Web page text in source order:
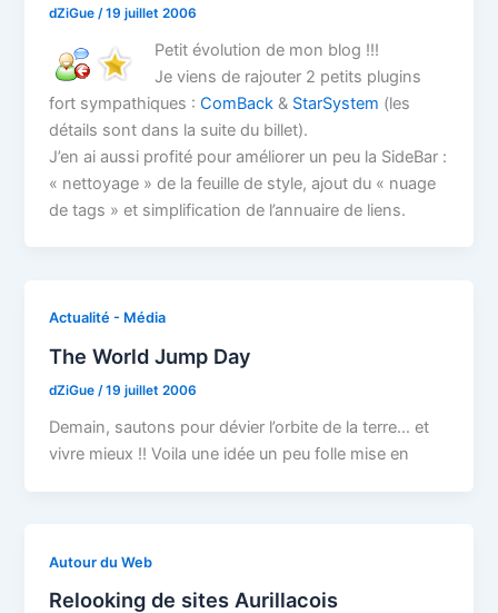
dZiGue /19 juillet 2006
Petit évolution de mon blog !!!
Je viens de rajouter 2 petits plugins
fort sympathiques :ComBack & StarSystem (les
détails sont dans la suite du billet).
J’en ai aussi profité pour améliorer un peu la SideBar :
« nettoyage » de la feuille de style, ajout du « nuage
de tags » et simplification de l’annuaire de liens.
Actualité - Média
The World Jump Day
dZiGue/19 juillet 2006
Demain, sautons pour dévier l’orbite de la terre… et
vivre mieux !! Voila une idée un peu folle mise en
Autour du Web
Relooking de sites Aurillacois